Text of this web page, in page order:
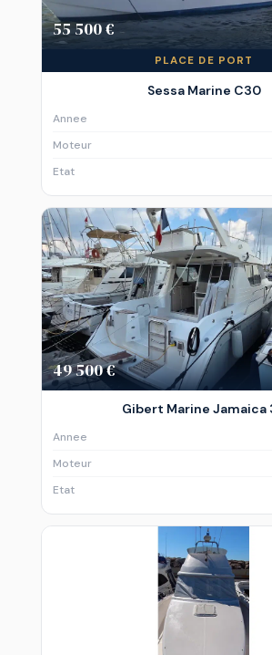
55 500 €
PLACE DE PORT
Sessa Marine C30
Annee
Moteur
Etat
49 500 €
Gibert Marine Jamaica
Annee
Moteur
Etat